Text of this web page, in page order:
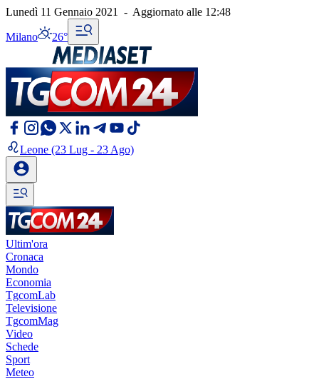
Lunedì 11 Gennaio 2021 - Aggiornato alle 12:48
Milano 26°
Leone (23 Lug - 23 Ago)
Ultim'ora
Cronaca
Mondo
Economia
TgcomLab
Televisione
TgcomMag
Video
Schede
Sport
Meteo